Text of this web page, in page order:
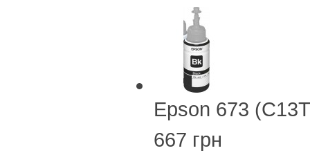
Epson 673
667 грн